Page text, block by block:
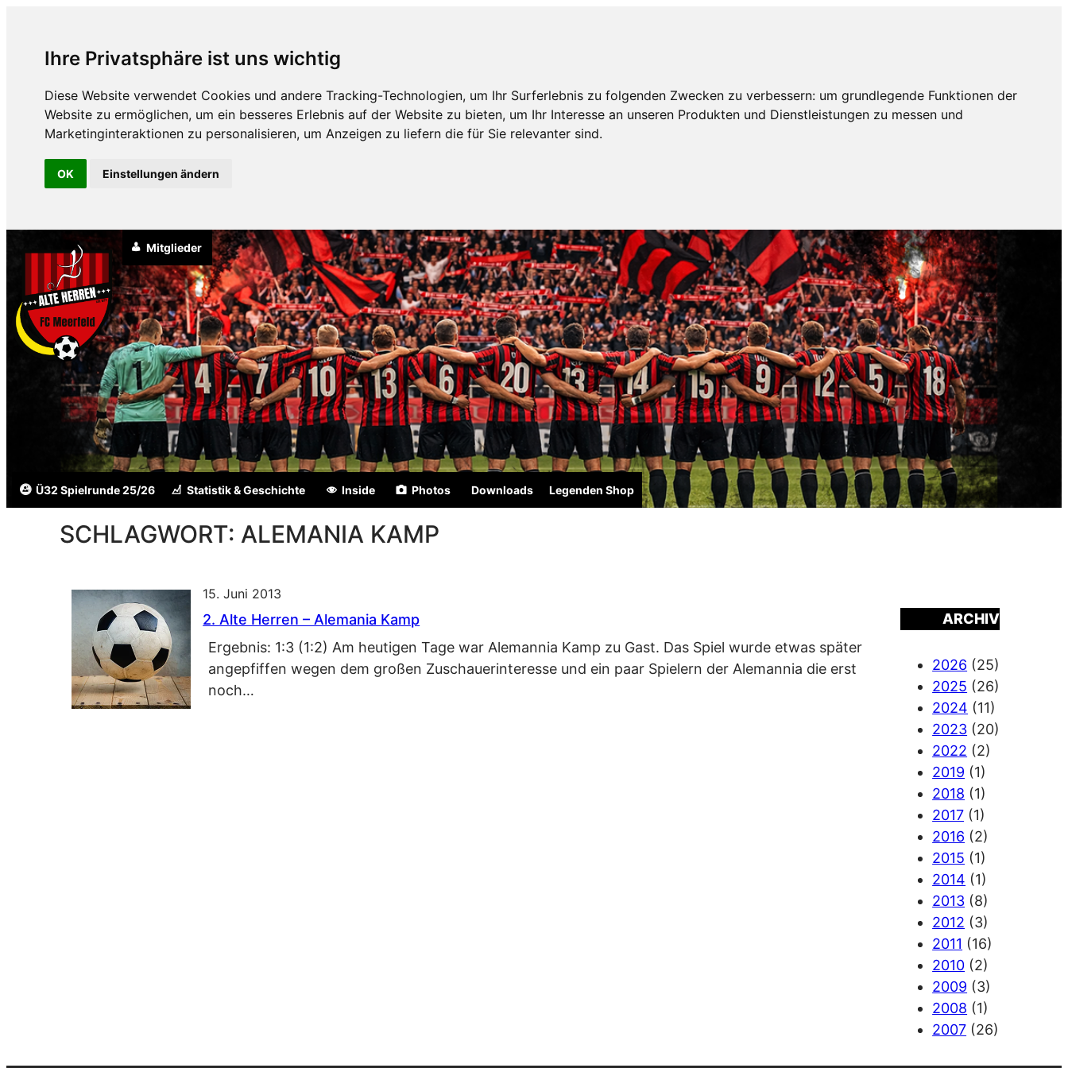
Ihre Privatsphäre ist uns wichtig
Diese Website verwendet Cookies und andere Tracking-Technologien, um Ihr Surferlebnis zu folgenden Zwecken zu verbessern: um grundlegende Funktionen der
Website zu ermöglichen, um ein besseres Erlebnis auf der Website zu bieten, um Ihr Interesse an unseren Produkten und Dienstleistungen zu messen und
Marketinginteraktionen zu personalisieren, um Anzeigen zu liefern die für Sie relevanter sind.
OK Einstellungen ändern
Mitglieder
Ü32 Spielrunde 25/26 Statistik & Geschichte Inside Photos Downloads Legenden Shop
SCHLAGWORT: ALEMANIA KAMP
15. Juni 2013
2. Alte Herren – Alemania Kamp
Ergebnis: 1:3 (1:2) Am heutigen Tage war Alemannia Kamp zu Gast. Das Spiel wurde etwas später
angepfiffen wegen dem großen Zuschauerinteresse und ein paar Spielern der Alemannia die erst
noch…
ARCHIV
2026 (25)
2025 (26)
2024 (11)
2023 (20)
2022 (2)
2019 (1)
2018 (1)
2017 (1)
2016 (2)
2015 (1)
2014 (1)
2013 (8)
2012 (3)
2011 (16)
2010 (2)
2009 (3)
2008 (1)
2007 (26)